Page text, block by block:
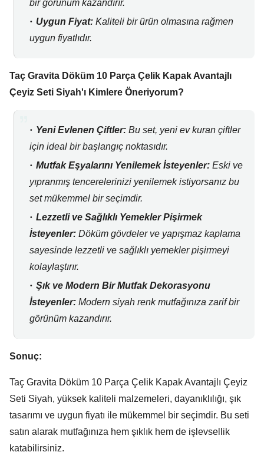
bir görünüm kazandırır.
Uygun Fiyat:Kaliteli bir ürün olmasına rağmen
uygun fiyatlıdır.
Taç Gravita Döküm 10 Parça Çelik Kapak Avantajlı
Çeyiz Seti Siyah'ı Kimlere Öneriyorum?
Yeni Evlenen Çiftler:Bu set, yeni ev kuran çiftler
için ideal bir başlangıç noktasıdır.
Mutfak Eşyalarını Yenilemek İsteyenler:Eski ve
yıpranmış tencerelerinizi yenilemek istiyorsanız bu
set mükemmel bir seçimdir.
Lezzetli ve Sağlıklı Yemekler Pişirmek
İsteyenler:Döküm gövdeler ve yapışmaz kaplama
sayesinde lezzetli ve sağlıklı yemekler pişirmeyi
kolaylaştırır.
Şık ve Modern Bir Mutfak Dekorasyonu
İsteyenler:Modern siyah renk mutfağınıza zarif bir
görünüm kazandırır.
Sonuç:
Taç Gravita Döküm 10 Parça Çelik Kapak Avantajlı Çeyiz
Seti Siyah, yüksek kaliteli malzemeleri, dayanıklılığı, şık
tasarımı ve uygun fiyatı ile mükemmel bir seçimdir. Bu seti
satın alarak mutfağınıza hem şıklık hem de işlevsellik
katabilirsiniz.